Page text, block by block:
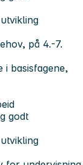
på 4.-7.
i basisfagene,
godt